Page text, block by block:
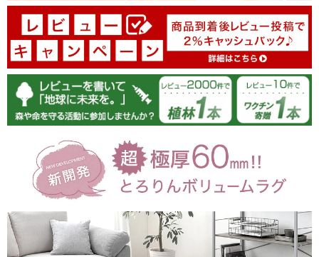
100.0
新しいラグが欲しくて探していた時に出会いました。
肌触りもよく、とても暖かくとても気に入ってます。